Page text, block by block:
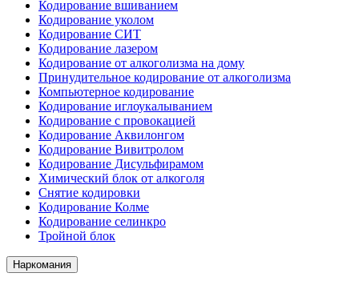
Кодирование вшиванием
Кодирование уколом
Кодирование СИТ
Кодирование лазером
Кодирование от алкоголизма на дому
Принудительное кодирование от алкоголизма
Компьютерное кодирование
Кодирование иглоукалыванием
Кодирование с провокацией
Кодирование Аквилонгом
Кодирование Вивитролом
Кодирование Дисульфирамом
Химический блок от алкоголя
Снятие кодировки
Кодирование Колме
Кодирование селинкро
Тройной блок
Наркомания